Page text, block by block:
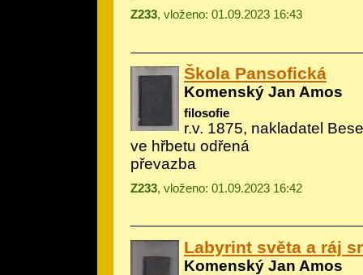
Z233, vloženo: 01.09.2023 16:43
Škola Pansofická
Komenský Jan Amos
filosofie
r.v. 1875, nakladatel
ve hřbetu odřená
převazba
Z233, vloženo: 01.09.2023 16:42
Labyrint světa a ráj
Komenský Jan Amos